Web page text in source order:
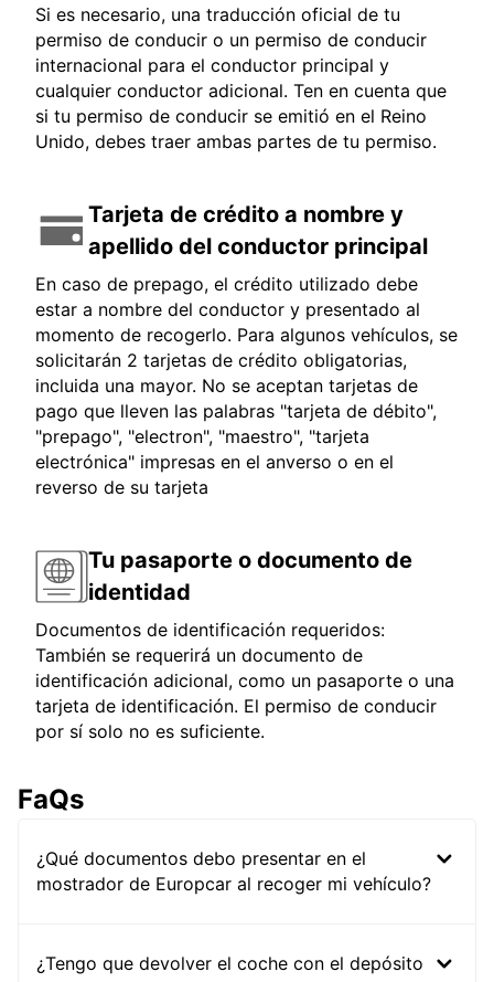
Si es necesario, una traducción oficial de tu
permiso de conducir o un permiso de conducir
internacional para el conductor principal y
cualquier conductor adicional. Ten en cuenta que
si tu permiso de conducir se emitió en el Reino
Unido, debes traer ambas partes de tu permiso.
Tarjeta de crédito a nombre y
apellido del conductor principal
En caso de prepago, el crédito utilizado debe
estar a nombre del conductor y presentado al
momento de recogerlo. Para algunos vehículos, se
solicitarán 2 tarjetas de crédito obligatorias,
incluida una mayor. No se aceptan tarjetas de
pago que lleven las palabras "tarjeta de débito",
"prepago", "electron", "maestro", "tarjeta
electrónica" impresas en el anverso o en el
reverso de su tarjeta
Tu pasaporte o documento de
identidad
Documentos de identificación requeridos:
También se requerirá un documento de
identificación adicional, como un pasaporte o una
tarjeta de identificación. El permiso de conducir
por sí solo no es suficiente.
FaQs
¿Qué documentos debo presentar en el
mostrador de Europcar al recoger mi vehículo?
¿Tengo que devolver el coche con el depósito